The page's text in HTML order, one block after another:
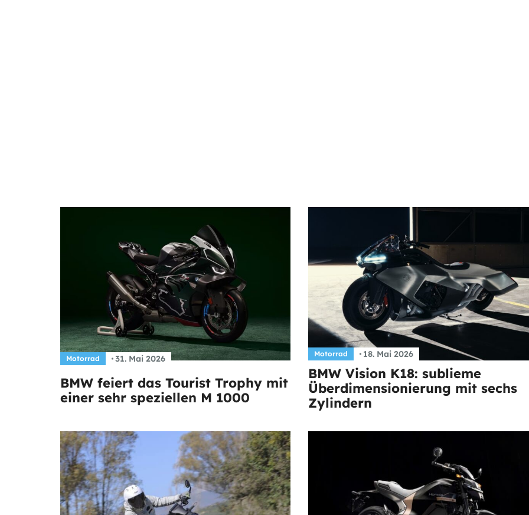
Motorrad 31. Mai 2026
BMW feiert das Tourist Trophy mit
einer sehr speziellen M 1000
Motorrad 18. Mai 2026
BMW Vision K18: sublieme
Überdimensionierung mit sechs
Zylindern